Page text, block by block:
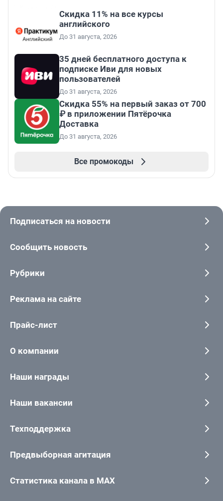
Скидка 11% на все курсы
английского
До 31 августа, 2026
35 дней бесплатного доступа к
подписке Иви для новых
пользователей
До 31 августа, 2026
Скидка 55% на первый заказ от 700
₽ в приложении Пятёрочка
Доставка
До 31 августа, 2026
Все промокоды
Подписаться на новости
Сообщить новость
Рубрики
Реклама на сайте
Прайс-лист
О компании
Наши награды
Наши вакансии
Техподдержка
Предвыборная агитация
Статистика канала в MAX